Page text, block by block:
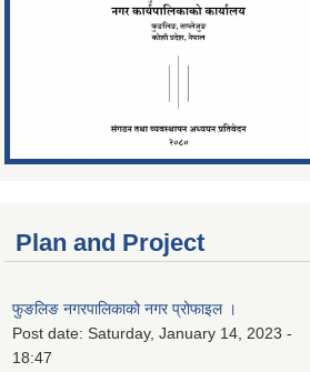
Plan and Project
फुङलिङ नगरपालिकाको नगर प्रोफाइल ।
Post date: Saturday, January 14, 2023 -
18:47